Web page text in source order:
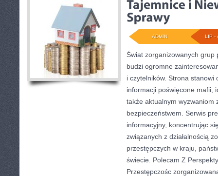
LIP -
ADMIN
Świat zorganizowanych grup
budzi ogromne
i czytelników. Strona stanowi
informacji poświęcone mafii,
także aktualnym wyzwaniom
bezpieczeństwem. Serwis
informacyjny, koncentrując
związanych z działalnością
przestępczych w kraju,
świecie. Polecam Z
Przestępczośc